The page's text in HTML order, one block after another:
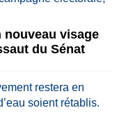
nouveau visage
du Sénat